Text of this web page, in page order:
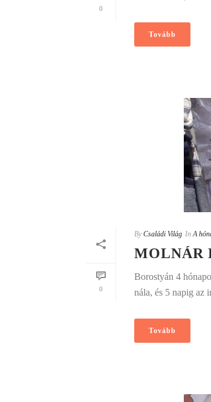
0
Tovább
0
By Családi Világ In A
MOLNÁR
Borostyán 4
nála, és 5 napig az
Tovább